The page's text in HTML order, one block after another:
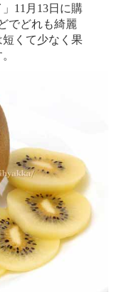
11月13日に購
でどれも綺麗
くて少なく果